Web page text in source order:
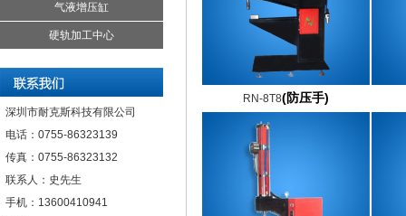
气液增压缸
硬轨加工中心
深圳市耐克斯科技有限公司
电话：0755-86323139
传真：0755-86323132
联系人：史先生
手机：13600410941
RN-8T8(防压手)